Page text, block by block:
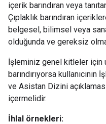
içerik barındıran veya
Çıplaklık barındıran
belgesel, bilimsel veya
olduğunda ve gereksiz
İşleminiz genel kitleler için
barındırıyorsa
ve Asistan Dizini
içermelidir.
İhlal örnekleri: